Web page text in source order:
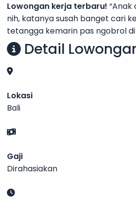
Lowongan kerja terbaru! “Anak
nih, katanya susah banget cari
tetangga kemarin pas ngobrol
Detail
Lokasi
Bali
Gaji
Dirahasiakan